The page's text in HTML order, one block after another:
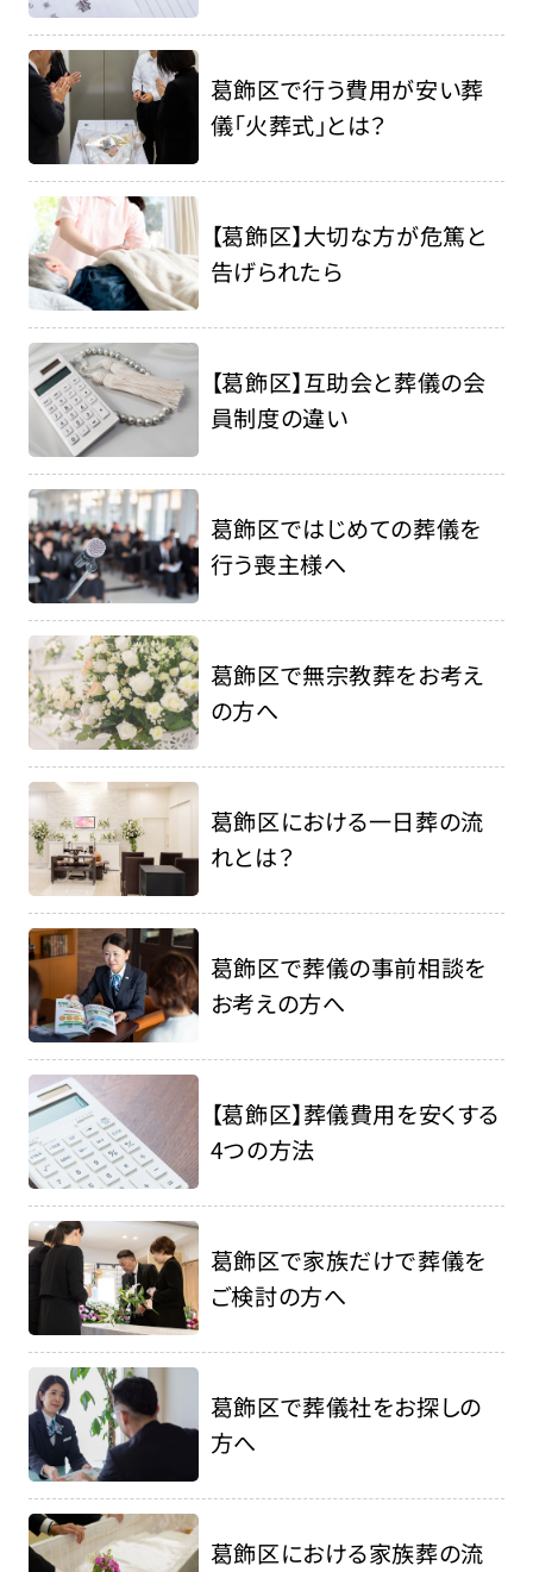
葛飾区で行う費用が安い葬
儀「火葬式」とは？
【葛飾区】大切な方が危篤と
告げられたら
【葛飾区】互助会と葬儀の会
員制度の違い
葛飾区ではじめての葬儀を
行う喪主様へ
葛飾区で無宗教葬をお考え
の方へ
葛飾区における一日葬の流
れとは？
葛飾区で葬儀の事前相談を
お考えの方へ
【葛飾区】葬儀費用を安くする
4つの方法
葛飾区で家族だけで葬儀を
ご検討の方へ
葛飾区で葬儀社をお探しの
方へ
葛飾区における家族葬の流